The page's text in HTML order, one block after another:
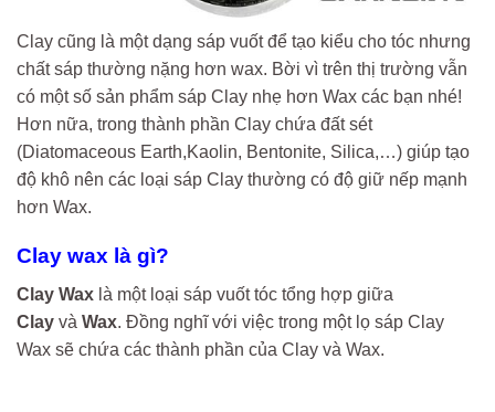
Clay cũng là một dạng sáp vuốt để tạo kiểu cho tóc nhưng
chất sáp thường nặng hơn wax. Bời vì trên thị trường vẫn
có một số sản phẩm sáp Clay nhẹ hơn Wax các bạn nhé!
Hơn nữa, trong thành phần Clay chứa đất sét
(Diatomaceous Earth,Kaolin, Bentonite, Silica,…) giúp tạo
độ khô nên các loại sáp Clay thường có độ giữ nếp mạnh
hơn Wax.
Clay wax là gì?
Clay Wax là một loại sáp vuốt tóc tổng hợp giữa
Clay và Wax. Đồng nghĩ với việc trong một lọ sáp Clay
Wax sẽ chứa các thành phần của Clay và Wax.